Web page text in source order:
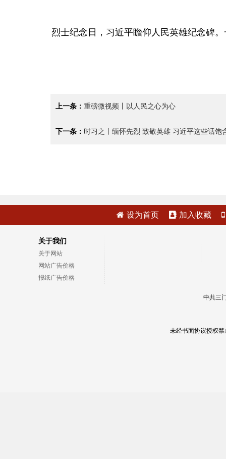
烈士纪念日，习近平瞻仰人民英雄纪念碑
上一条： 重磅微视频丨以人民之心为心
下一条： 时习之丨缅怀先烈 致敬英雄 习近平这些话饱
设为首页 加入收藏
关于我们
关于网站
网站广告价格
报纸广告价格
中共三
未经书面协议授权